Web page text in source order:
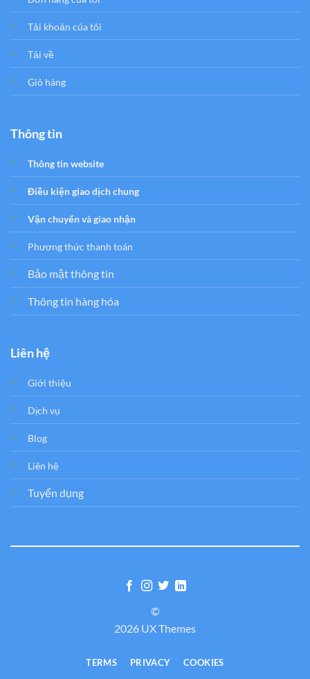
Tải khoản của tôi
Tải về
Giỏ hàng
Thông tin
Thông tin website
Điều kiện giao dịch chung
Vận chuyển và giao nhận
Phương thức thanh toán
Bảo mật thông tin
Thông tin hàng hóa
Liên hệ
Giới thiệu
Dịch vụ
Blog
Liên hệ
Tuyển dụng
©
2026 UX Themes
TERMS PRIVACY COOKIES